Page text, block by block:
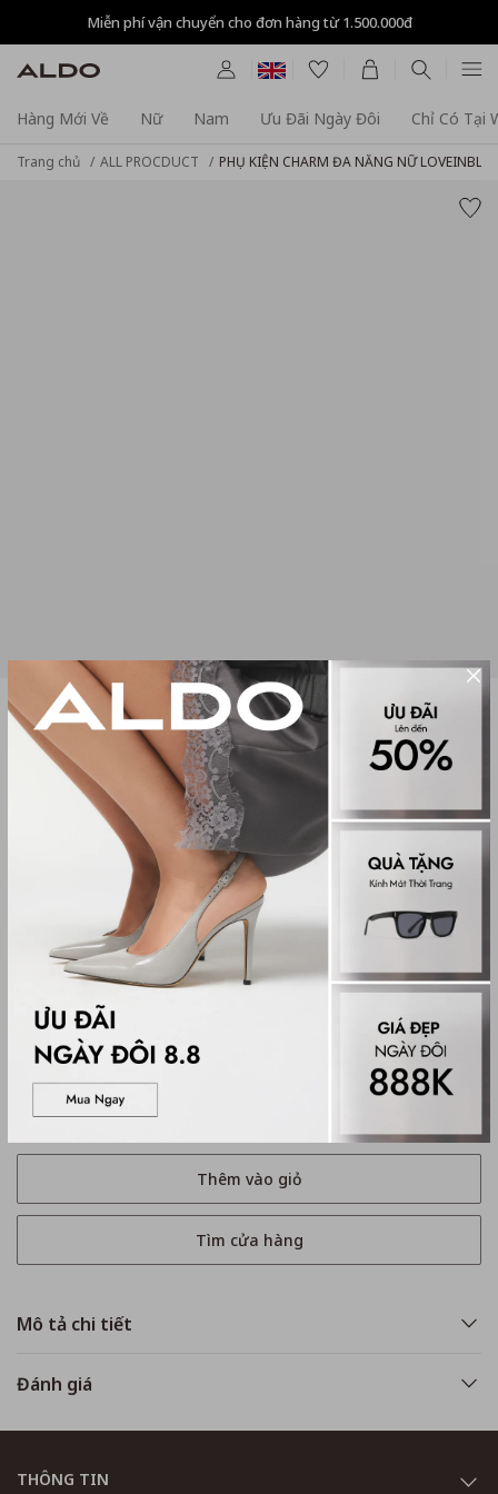
Miễn phí vận chuyển cho đơn hàng từ 1.500.000đ
Hàng Mới Về Nữ Nam Ưu Đãi Ngày Đôi Chỉ Có Tại
Trang chủ ALL PROCDUCT PHỤ KIỆN CHARM ĐA NĂNG NỮ
Sale
PHỤ KIỆN CHARM ĐA NĂNG NỮ
LOVEINBLOOM
249,000₫ 550,000₫
RED
Mô tả chi tiết
Đánh giá
Thêm vào giỏ
Tìm cửa hàng
THÔNG TIN